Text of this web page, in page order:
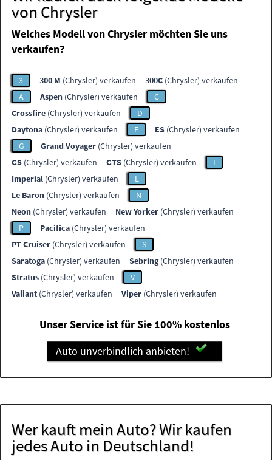
von Chrysler
Welches Modell von Chrysler möchten Sie uns
verkaufen?
3 300 M (Chrysler) verkaufen 300C (Chrysler) verkaufen
A
Aspen (Chrysler) verkaufen
C
Crossfire (Chrysler) verkaufen
D
Daytona (Chrysler) verkaufen E ES (Chrysler) verkaufen
G
Grand Voyager (Chrysler) verkaufen
GS (Chrysler) verkaufen GTS (Chrysler) verkaufen
I
Imperial (Chrysler) verkaufen
L
Le Baron (Chrysler) verkaufen
N
Neon (Chrysler) verkaufen New Yorker (Chrysler) verkaufen
P
Pacifica (Chrysler) verkaufen
PT Cruiser (Chrysler) verkaufen
S
Saratoga (Chrysler) verkaufen Sebring(Chrysler) verkaufen
Stratus (Chrysler) verkaufen
V
Valiant (Chrysler) verkaufen Viper (Chrysler) verkaufen
Unser Service ist für Sie 100% kostenlos
Auto unverbindlich anbieten!
Wer kauft mein Auto? Wir kaufen
jedes Auto in Deutschland!